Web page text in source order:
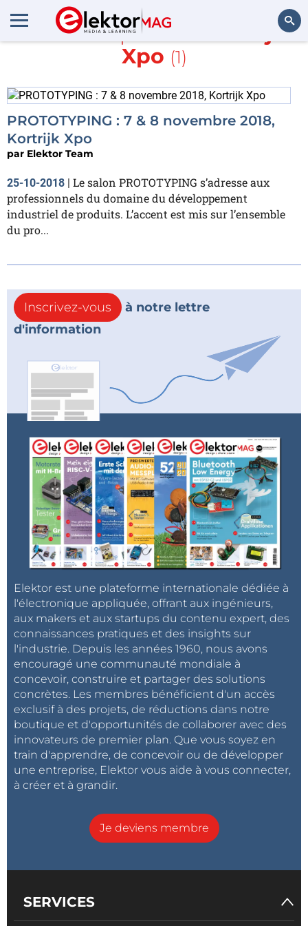
En savoir plus sur
Kortrijk
Xpo (1)
PROTOTYPING : 7 & 8 novembre 2018,
Kortrijk Xpo
par Elektor Team
25-10-2018 | Le salon PROTOTYPING s’adresse aux
professionnels du domaine du développement
industriel de produits. L’accent est mis sur l’ensemble
du pro...
Inscrivez-vous
à notre lettre
d'information
Elektor est une plateforme internationale dédiée à
l'électronique appliquée, offrant aux ingénieurs,
aux makers et aux startups du contenu expert, des
connaissances pratiques et des insights sur
l'industrie. Depuis les années 1960, nous avons
encouragé une communauté mondiale à
concevoir, construire et partager des solutions
concrètes. Les membres bénéficient d'un accès
exclusif à des projets, de réductions dans notre
boutique et d'opportunités de collaborer avec des
innovateurs de premier plan. Que vous soyez en
train d'apprendre, de concevoir ou de développer
une entreprise, Elektor vous aide à vous connecter,
à créer et à grandir.
Je deviens membre
SERVICES